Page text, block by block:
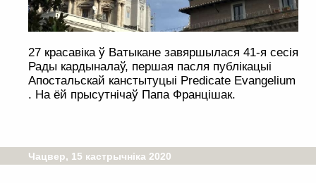
27 красавіка ў Ватыкане завяршылася 41-я сесія
Рады кардыналаў, першая пасля публікацыі
Апостальскай канстытуцыі Predicate Evangelium
. На ёй прысутнічаў Папа Францішак.
Чацвер, 15 кастрычніка 2020